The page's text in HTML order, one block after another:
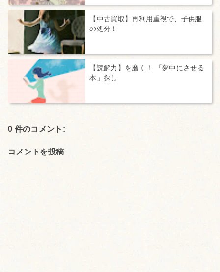
【中古買取】再利用重視で、子供服
の処分！
【読解力】を磨く！ 「夢中にさせる
本」探し
0 件のコメント:
コメントを投稿